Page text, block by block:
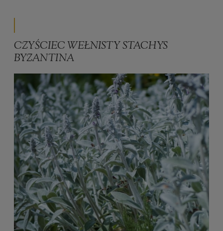
CZYŚCIEC WEŁNISTY STACHYS
BYZANTINA